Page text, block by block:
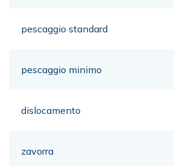
pescaggio standard
pescaggio minimo
dislocamento
zavorra